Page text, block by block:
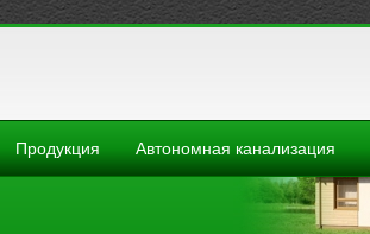
Продукция Автономная канализация